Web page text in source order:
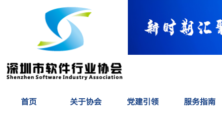
首页 关于协会 党建引领 服务指南